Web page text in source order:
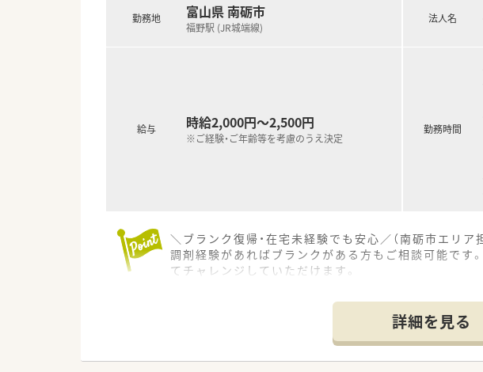
勤務地 富山県 南砺市
福野駅 (JR城端線)
給与 時給2,000円～2,500円
※ご経験・ご年齢等を考慮のうえ決定
法人名
勤務時間
＼ブランク復帰・在宅未経験でも安心／（南砺市エリア
調剤経験があればブランクがある方もご相談可能です
てチャレンジしていただけます。
【店舗情報と応需状況について】
■最寄り駅から徒歩8分と通勤しやすく、車通勤も可
■近隣のクリニックから内科や循環器科の処方箋を1
■外来調剤に加えて居宅の患者様への在宅業務も実施
詳細を見る